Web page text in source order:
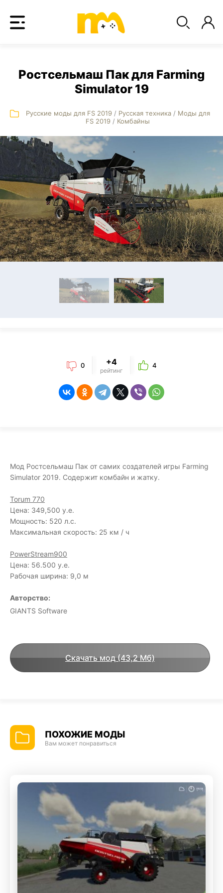
Ростсельмаш Пак для Farming
Simulator 19
Русские моды для FS 2019/ Русская техника/ Моды для
FS 2019 / Комбайны
0 +4
рейтинг
4
Мод Ростсельмаш Пак от самих создателей игры Farming
Simulator 2019. Содержит комбайн и жатку.
Torum 770
Цена: 349,500 у.е.
Мощность: 520 л.с.
Максимальная скорость: 25 км / ч
PowerStream900
Цена: 56.500 у.е.
Рабочая ширина: 9,0 м
Авторство:
GIANTS Software
Скачать мод (43,2 Мб)
ПОХОЖИЕ МОДЫ
Вам может понравиться